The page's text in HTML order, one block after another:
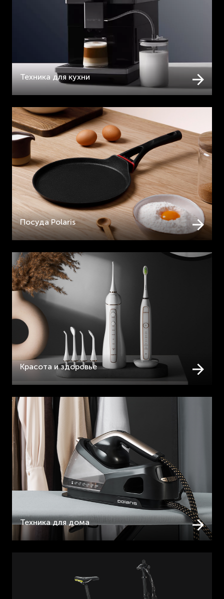
Техника для кухни
Посуда Polaris
Красота и здоровье
Техника для дома